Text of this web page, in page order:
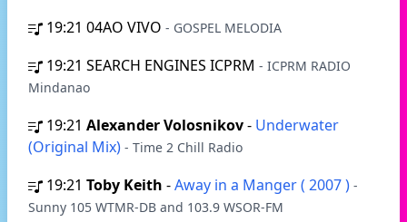
19:21 04AO VIVO - GOSPEL MELODIA
19:21 SEARCH ENGINES ICPRM - ICPRM RADIO
Mindanao
19:21 Alexander Volosnikov- Underwater
(Original Mix) - Time 2 Chill Radio
19:21 Toby Keith -Away in a Manger ( 2007 ) -
Sunny 105 WTMR-DB and 103.9 WSOR-FM